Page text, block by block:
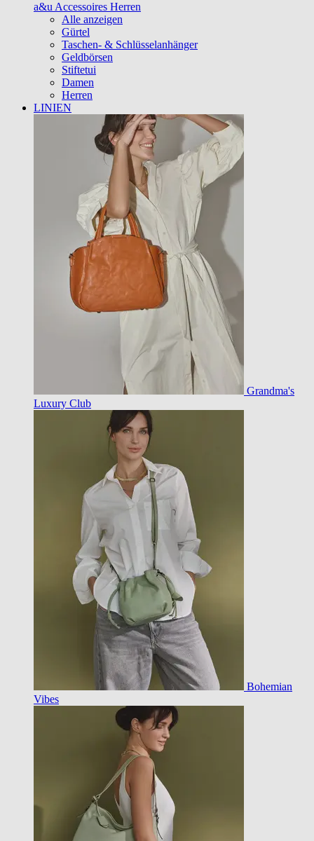
a&u Accessoires Herren
Alle anzeigen
Gürtel
Taschen- & Schlüsselanhänger
Geldbörsen
Stiftetui
Damen
Herren
LINIEN
Grandma's
Luxury Club
Bohemian
Vibes